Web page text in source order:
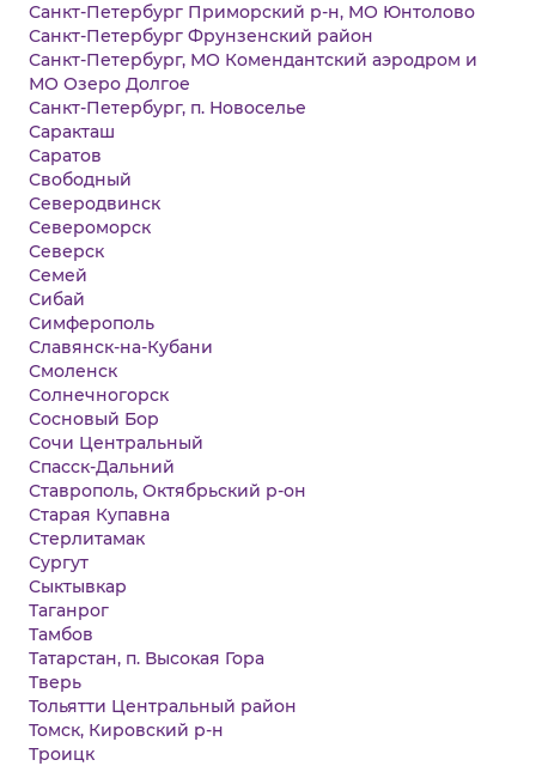
Санкт-Петербург Приморский р-н, МО Юнтолово
Санкт-Петербург Фрунзенский район
Санкт-Петербург, МО Комендантский аэродром и
МО Озеро Долгое
Санкт-Петербург, п. Новоселье
Саракташ
Саратов
Свободный
Северодвинск
Североморск
Северск
Семей
Сибай
Симферополь
Славянск-на-Кубани
Смоленск
Солнечногорск
Сосновый Бор
Сочи Центральный
Спасск-Дальний
Ставрополь, Октябрьский р-он
Старая Купавна
Стерлитамак
Сургут
Сыктывкар
Таганрог
Тамбов
Татарстан, п. Высокая Гора
Тверь
Тольятти Центральный район
Томск, Кировский р-н
Троицк